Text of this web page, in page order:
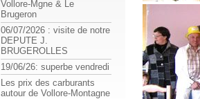
Vollore-Mgne & Le
Brugeron
06/07/2026 : visite de notre
DEPUTE J.
BRUGEROLLES
19/06/26: superbe vendredi
Les prix des carburants
autour de Vollore-Montagne